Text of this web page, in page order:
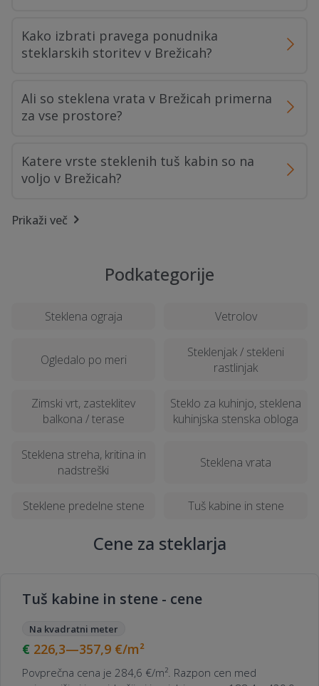
Kako izbrati pravega ponudnika
steklarskih storitev v Brežicah?
Ali so steklena vrata v Brežicah primerna
za vse prostore?
Katere vrste steklenih tuš kabin so na
voljo v Brežicah?
Kako se določajo cene za steklarske
Kakšne so prednosti kaljenega stekla, ki
Ali je priporočljiva izdelava steklenih ograj
v Brežicah?
Kako poteka zasteklitev teras ali balkonov
v Brežicah?
Ali je brušenje stekla v Brežicah na voljo za
Kako se popravlja razbito steklo na oknih
ali vratih v Brežicah?
Prikaži več
Podkategorije
Steklena ograja Vetrolov
Ogledalo po meri
Steklenjak / stekleni
rastlinjak
Zimski vrt, zasteklitev
balkona / terase
Steklo za kuhinjo, steklena
kuhinjska stenska obloga
Steklena streha, kritina in
nadstreški
Steklena vrata
Steklene predelne stene Tuš kabine in stene
Cene za steklarja
Tuš kabine in stene - cene
Na kvadratni meter
226,3—357,9 €/m²
Povprečna cena je 284,6 €/m². Razpon cen med